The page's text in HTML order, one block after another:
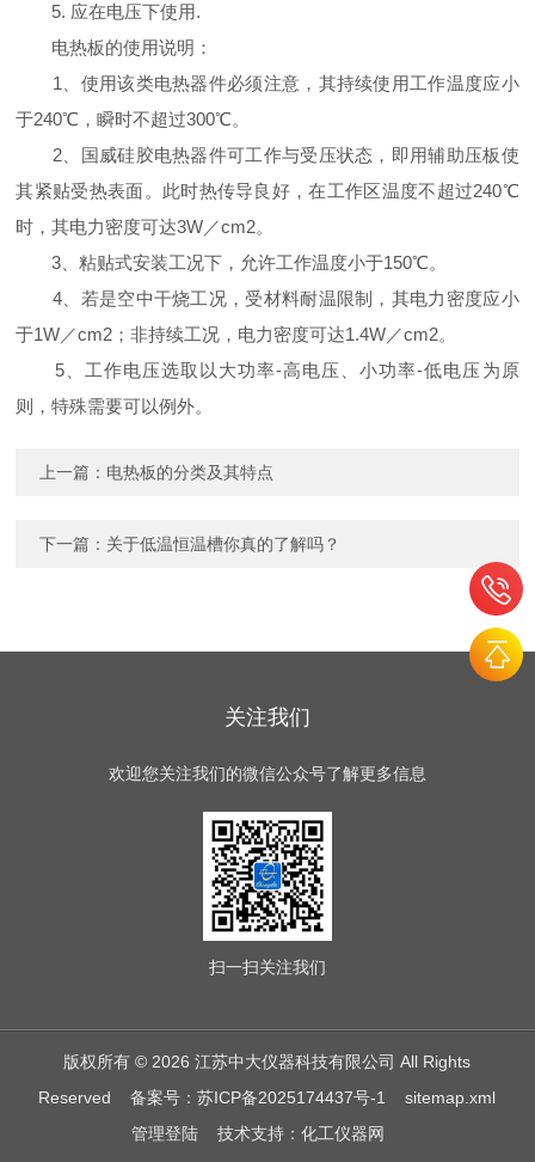
5. 应在电压下使用.
电热板的使用说明：
1、使用该类电热器件必须注意，其持续使用工作温度应小
于240℃，瞬时不超过300℃。
2、国威硅胶电热器件可工作与受压状态，即用辅助压板使
其紧贴受热表面。此时热传导良好，在工作区温度不超过240℃
时，其电力密度可达3W／cm2。
3、粘贴式安装工况下，允许工作温度小于150℃。
4、若是空中干烧工况，受材料耐温限制，其电力密度应小
于1W／cm2；非持续工况，电力密度可达1.4W／cm2。
5、工作电压选取以大功率-高电压、小功率-低电压为原
则，特殊需要可以例外。
上一篇： 电热板的分类及其特点
下一篇： 关于低温恒温槽你真的了解吗？
关注我们
欢迎您关注我们的微信公众号了解更多信息
扫一扫关注我们
版权所有 © 2026 江苏中大仪器科技有限公司 All Rights
Reserved备案号：苏ICP备2025174437号-1
sitemap.xml
管理登陆技术支持： 化工仪器网